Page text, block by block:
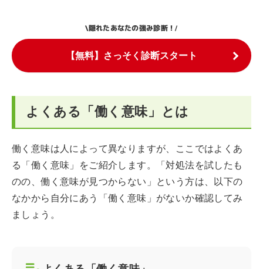
\隠れたあなたの強み診断！/
【無料】さっそく診断スタート
よくある「働く意味」とは
働く意味は人によって異なりますが、ここではよくあ
る「働く意味」をご紹介します。「対処法を試したも
のの、働く意味が見つからない」という方は、以下の
なかから自分にあう「働く意味」がないか確認してみ
ましょう。